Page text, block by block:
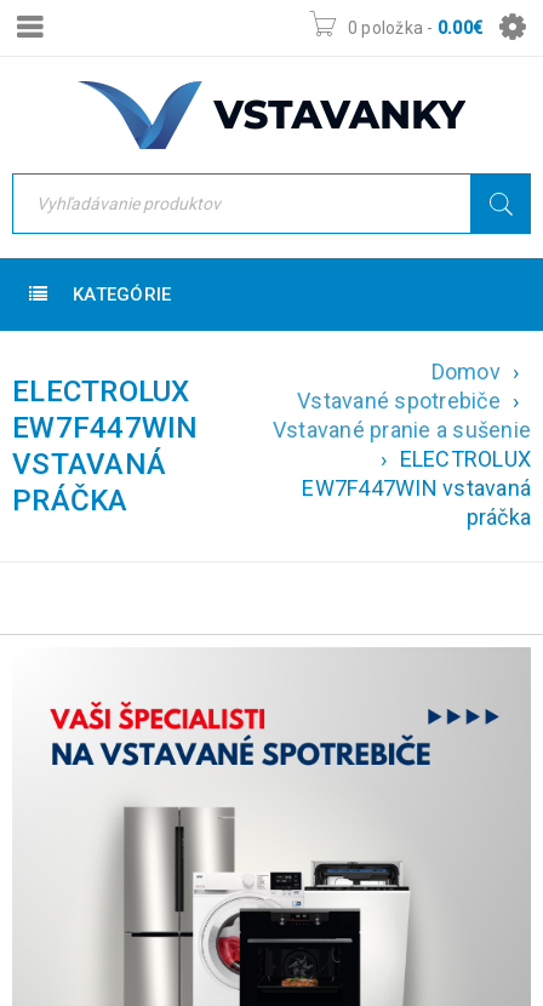
0 položka - 0.00€
KATEGÓRIE
ELECTROLUX
EW7F447WIN
VSTAVANÁ
PRÁČKA
Domov ›
Vstavané spotrebiče ›
Vstavané pranie a sušenie
› ELECTROLUX
EW7F447WIN vstavaná
práčka